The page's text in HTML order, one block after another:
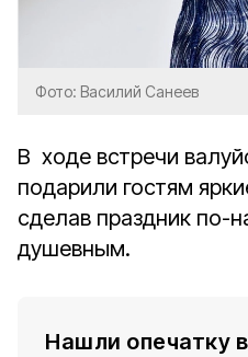
Фото: Василий Санеев
В ходе встречи
подарили гостям
сделав праздник по-
душевным.
Нашли опечатку